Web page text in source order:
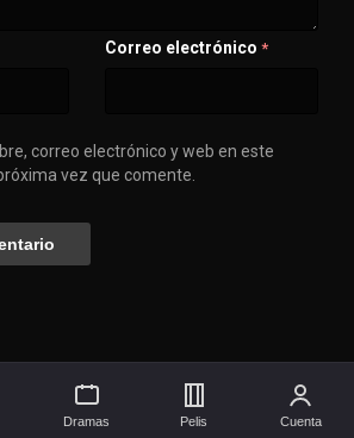
Correo electrónico *
correo electrónico y web en este
vez que comente.
🚀 Síguenos aquí
Dramas Pelis Cuenta